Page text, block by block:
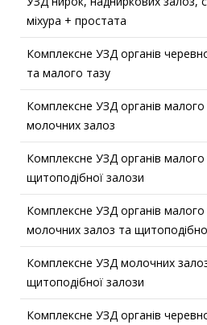
міхура + простата
Комплексне УЗД органів
та малого тазу
Комплексне УЗД органів малого
молочних залоз
Комплексне УЗД органів малого
щитоподібної залози
Комплексне УЗД органів малого
молочних залоз та
Комплексне УЗД молочних
щитоподібної залози
Комплексне УЗД органів